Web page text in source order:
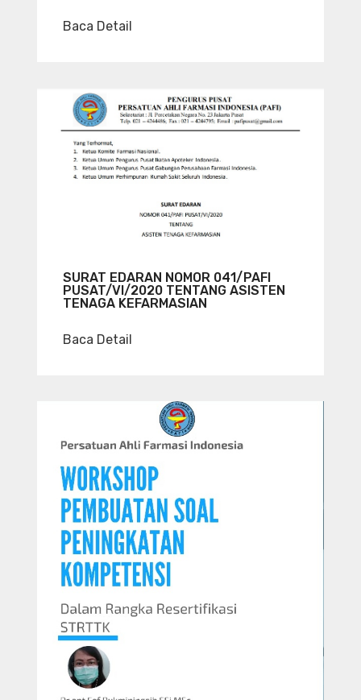
Baca Detail
SURAT EDARAN NOMOR 041/PAFI
PUSAT/VI/2020 TENTANG ASISTEN
TENAGA KEFARMASIAN
Baca Detail